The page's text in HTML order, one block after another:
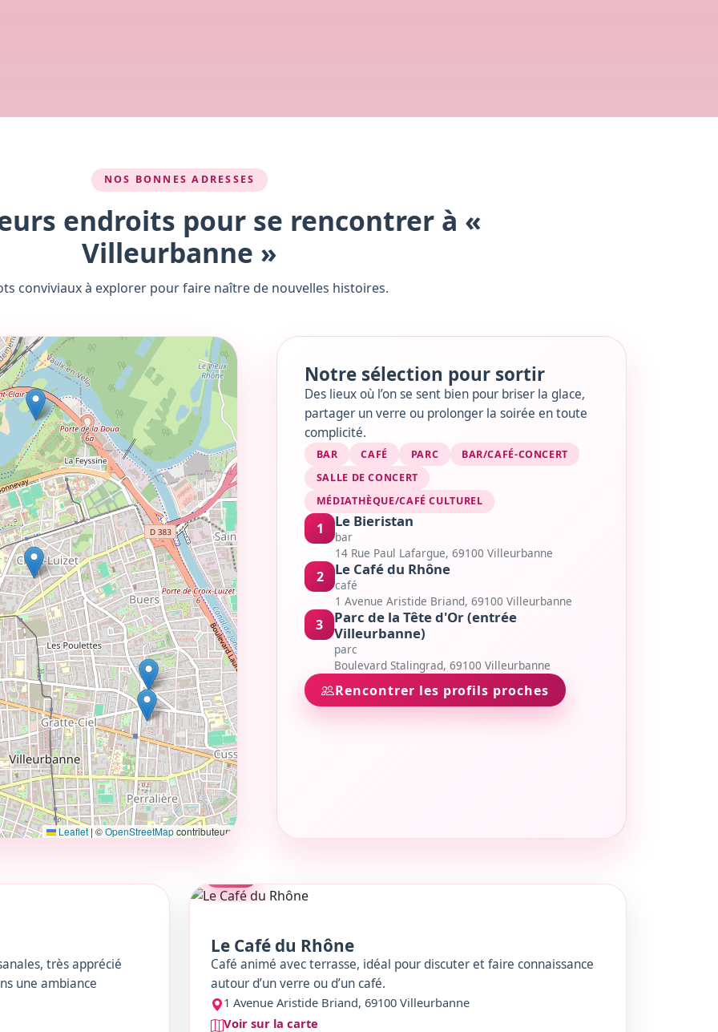
NOS BONNES ADRESSES
endroits pour se rencontrer à «
Villeurbanne »
conviviaux à explorer pour faire naître de nouvelles histoires.
Leaflet | ©OpenStreetMapcontributeurs
COSY…
SALLE DE CONCERT
Notre sélection pour sortir
Des lieux où l’on se sent bien pour briser la glace,
partager un verre ou prolonger la soirée en toute
complicité.
BAR CAFÉ PARC
BAR/CAFÉ-CONCERT
SALLE DE CONCERT
MÉDIATHÈQUE/CAFÉ CULTUREL
1 Le Bieristan
bar
14 Rue Paul Lafargue, 69100 Villeurbanne
2 Le Café du Rhône
café
1 Avenue Aristide Briand, 69100 Villeurbanne
3
Parc de la Tête d'Or (entrée
Villeurbanne)
parc
Boulevard Stalingrad, 69100 Villeurbanne
Rencontrer les profils proches
très apprécié
une ambiance
Le Café du Rhône
Café animé avec terrasse, idéal pour discuter et faire connaissance
autour d’un verre ou d’un café.
1 Avenue Aristide Briand, 69100 Villeurbanne
Voir sur la carte